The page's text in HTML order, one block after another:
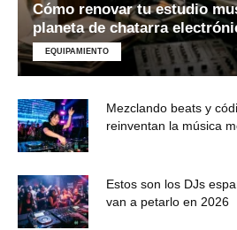
Cómo renovar tu estudio
planeta de chatarra
EQUIPAMIENTO
Mezclando beats y
reinventan la música
Estos son los DJs
van a petarlo en 2026